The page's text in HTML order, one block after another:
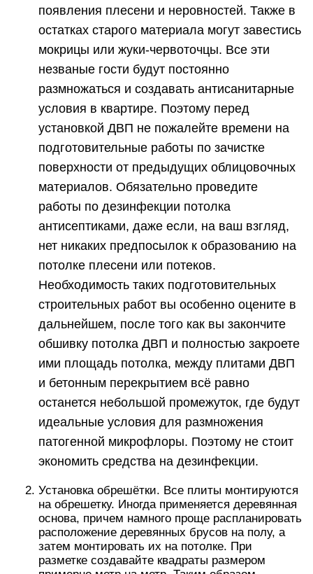
появления плесени и неровностей. Также в
остатках старого материала могут завестись
мокрицы или жуки-червоточцы. Все эти
незваные гости будут постоянно
размножаться и создавать антисанитарные
условия в квартире. Поэтому перед
установкой ДВП не пожалейте времени на
подготовительные работы по зачистке
поверхности от предыдущих облицовочных
материалов. Обязательно проведите
работы по дезинфекции потолка
антисептиками, даже если, на ваш взгляд,
нет никаких предпосылок к образованию на
потолке плесени или потеков.
Необходимость таких подготовительных
строительных работ вы особенно оцените в
дальнейшем, после того как вы закончите
обшивку потолка ДВП и полностью закроете
ими площадь потолка, между плитами ДВП
и бетонным перекрытием всё равно
останется небольшой промежуток, где будут
идеальные условия для размножения
патогенной микрофлоры. Поэтому не стоит
экономить средства на дезинфекции.
Установка обрешётки. Все плиты монтируются
на обрешетку. Иногда применяется деревянная
основа, причем намного проще распланировать
расположение деревянных брусов на полу, а
затем монтировать их на потолке. При
разметке создавайте квадраты размером